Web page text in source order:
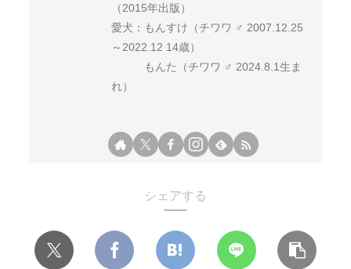
（2015年出版）
愛犬：もんすけ（チワワ ♂ 2007.12.25
～2022.12 14歳）
もんた（チワワ ♂ 2024.8.1生ま
れ）
シェアする